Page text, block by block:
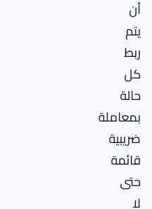
أن
يتم
ربط
كل
حالة
بمعاملة
ضريبية
قائمة
حتى
لا